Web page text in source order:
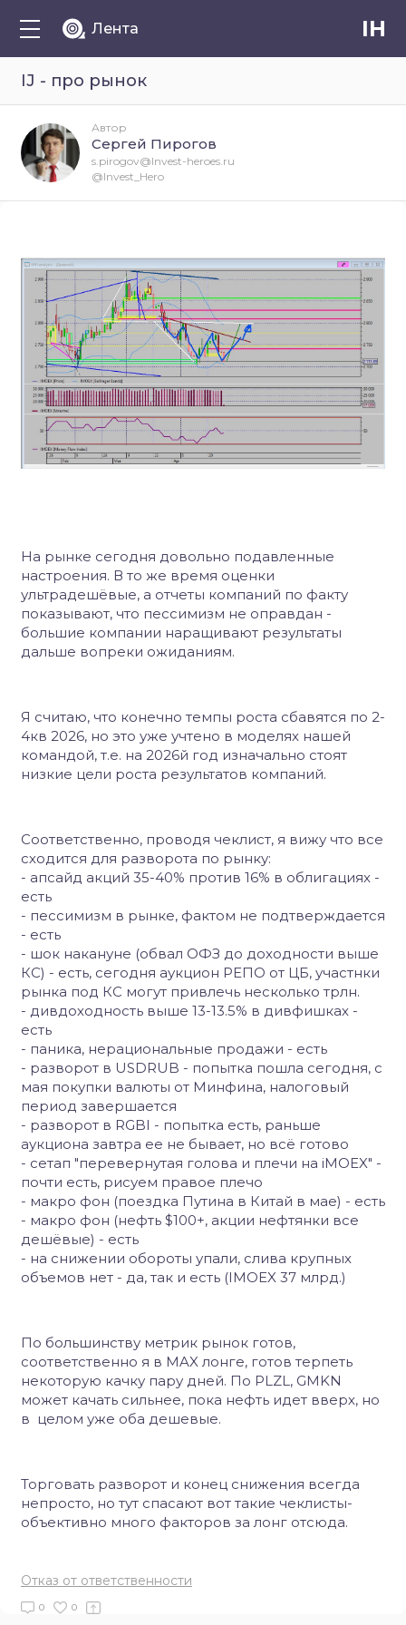
Лента IH
IJ - про рынок
На рынке сегодня довольно подавленные
настроения. В то же время оценки
ультрадешёвые, а отчеты компаний по факту
показывают, что пессимизм не оправдан -
большие компании наращивают результаты
дальше вопреки ожиданиям.
Я считаю, что конечно темпы роста сбавятся по 2-
4кв 2026, но это уже учтено в моделях нашей
командой, т.е. на 2026й год изначально стоят
низкие цели роста результатов компаний.
Соответственно, проводя чеклист, я вижу что все
сходится для разворота по рынку:
- апсайд акций 35-40% против 16% в облигациях -
есть
- пессимизм в рынке, фактом не подтверждается
- есть
- шок накануне (обвал ОФЗ до доходности выше
КС) - есть, сегодня аукцион РЕПО от ЦБ, участнки
рынка под КС могут привлечь несколько трлн.
- дивдоходность выше 13-13.5% в дивфишках -
есть
- паника, нерациональные продажи - есть
- разворот в USDRUB - попытка пошла сегодня, с
мая покупки валюты от Минфина, налоговый
период завершается
- разворот в RGBI - попытка есть, раньше
аукциона завтра ее не бывает, но всё готово
- сетап "перевернутая голова и плечи на iMOEX" -
почти есть, рисуем правое плечо
- макро фон (поездка Путина в Китай в мае) - есть
- макро фон (нефть $100+, акции нефтянки все
дешёвые) - есть
- на снижении обороты упали, слива крупных
объемов нет - да, так и есть (IMOEX 37 млрд.)
По большинству метрик рынок готов,
соответственно я в MAX лонге, готов терпеть
некоторую качку пару дней. По PLZL, GMKN
может качать сильнее, пока нефть идет вверх, но
в целом уже оба дешевые.
Торговать разворот и конец снижения всегда
непросто, но тут спасают вот такие чеклисты-
объективно много факторов за лонг отсюда.
Отказ от ответственности
0 0
Автор
Сергей Пирогов
s.pirogov@Invest-heroes.ru
@Invest_Hero